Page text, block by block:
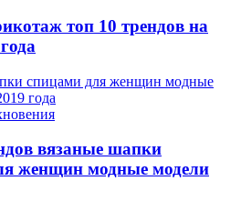
топ 10 трендов на
вязаные шапки
женщин модные модели